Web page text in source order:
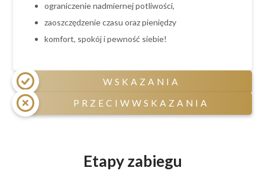
ograniczenie nadmiernej potliwości,
zaoszczędzenie czasu oraz pieniędzy
komfort, spokój i pewność siebie!
WSKAZANIA
niechciane owłosienie na ciele,
czerwone krosty po goleniu,
PRZECIWWSKAZANIA
świeżo opalony obszar depilacji,
Etapy zabiegu